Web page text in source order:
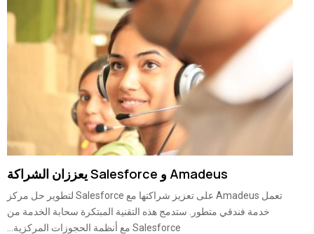
Amadeus و Salesforce يعززان الشراكة
تعمل Amadeus على تعزيز شراكتها مع Salesforce لتطوير حل مركز
خدمة فندقي متطور. ستدمج هذه التقنية المبتكرة سحابة الخدمة من
Salesforce مع أنظمة الحجوزات المركزية...